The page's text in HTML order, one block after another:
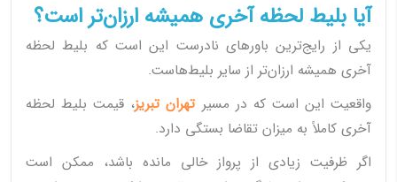
آیا بلیط لحظه آخری همیشه ارزان‌تر است؟
یکی از رایج‌ترین باورهای نادرست این است که بلیط لحظه
آخری همیشه ارزان‌تر از سایر بلیط‌هاست.
واقعیت این است که در مسیر تهران تبریز، قیمت بلیط لحظه
آخری کاملاً به میزان تقاضا بستگی دارد.
اگر ظرفیت زیادی از پرواز خالی مانده باشد، ممکن است